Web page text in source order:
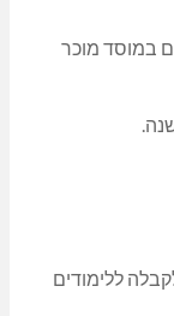
במוסד מוכר
ללימודים